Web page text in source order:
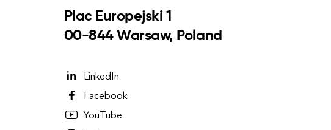
Plac Europejski 1
00-844 Warsaw, Poland
LinkedIn
Facebook
YouTube